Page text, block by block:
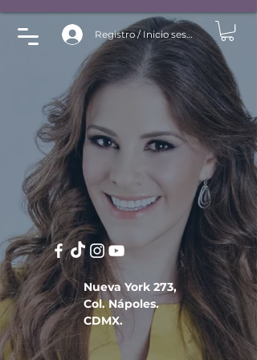
Registro / Inicio sesión
Nueva York 273,
Col. Nápoles.
CDMX.